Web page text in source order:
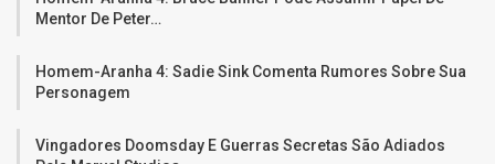
Mentor De Peter…
Homem-Aranha 4: Sadie Sink Comenta Rumores Sobre Sua
Personagem
Vingadores Doomsday E Guerras Secretas São Adiados